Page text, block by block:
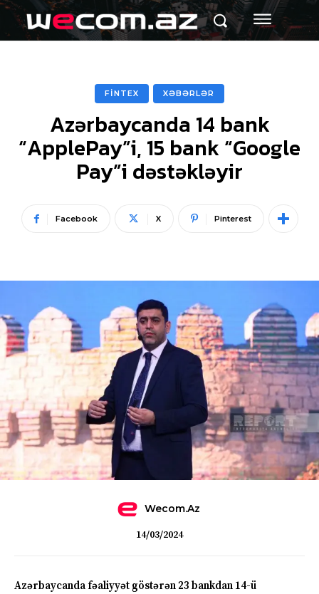
FİNTEX XƏBƏRLƏR
Azərbaycanda 14 bank
“ApplePay”i, 15 bank “Google
Pay”i dəstəkləyir
Facebook X Pinterest
Wecom.az
14/03/2024
Azərbaycanda fəaliyyət göstərən 23 bankdan 14-ü